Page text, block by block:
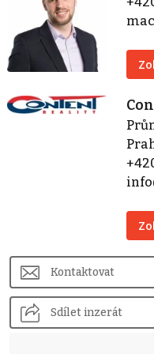
Kontaktovat
Sdílet inzerát